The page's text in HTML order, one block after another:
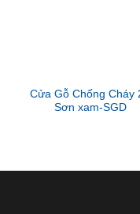
Cửa Gỗ Chống Cháy
Sơn xam-SGD